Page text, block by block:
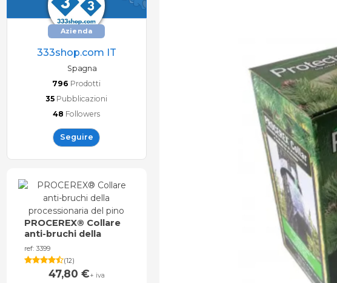
Azienda
333shop.com IT
Spagna
796 Prodotti
35 Pubblicazioni
48 Followers
Seguire
PROCEREX® Collare
anti-bruchi della
processionaria del
pino
ref: 3399
(12)
47,80 €+ iva